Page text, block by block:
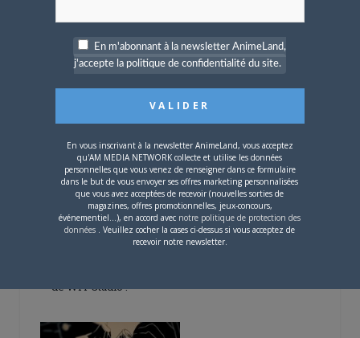
5 AOÛT 2026 0
L’AnimeLand Hors-Série
– Spécial Posters est
24 JUIN 2026 0
The One Piece : premier
de WIT Studio !
En m'abonnant à la newsletter AnimeLand,
j'accepte la politique de confidentialité du site.
En vous inscrivant à la newsletter AnimeLand, vous acceptez
qu'AM MEDIA NETWORK collecte et utilise les données
personnelles que vous venez de renseigner dans ce formulaire
dans le but de vous envoyer ses offres marketing personnalisées
que vous avez acceptées de recevoir (nouvelles sorties de
magazines, offres promotionnelles, jeux-concours,
événementiel...), en accord avec notre politique de protection des
données . Veuillez cocher la cases ci-dessus si vous acceptez de
recevoir notre newsletter.